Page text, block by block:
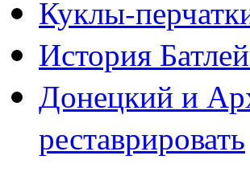
Куклы-
История
Донецкий и
реставрировать